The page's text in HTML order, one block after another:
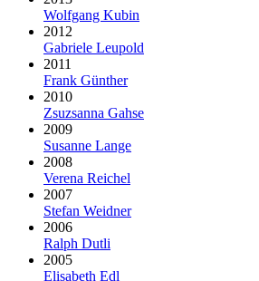
Wolfgang Kubin
2012
Gabriele Leupold
2011
Frank Günther
2010
Zsuzsanna Gahse
2009
Susanne Lange
2008
Verena Reichel
2007
Stefan Weidner
2006
Ralph Dutli
2005
Elisabeth Edl